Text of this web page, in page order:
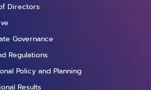
Directors
Governance
Regulations
Policy and Planning
Results